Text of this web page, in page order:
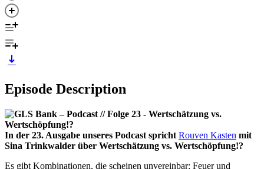
Episode Description
In der 23. Ausgabe unseres Podcast spricht Rouven Kasten mit
Sina Trinkwalder über Wertschätzung vs. Wertschöpfung!?
Es gibt Kombinationen, die scheinen unvereinbar: Feuer und